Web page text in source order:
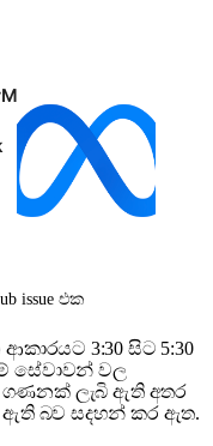
issue එක
3:30 සිට 5:30
සේවාවන් වල
ගණනක් ලැබි ඇති අතර
ඇති බව සදහන් කර ඇත.